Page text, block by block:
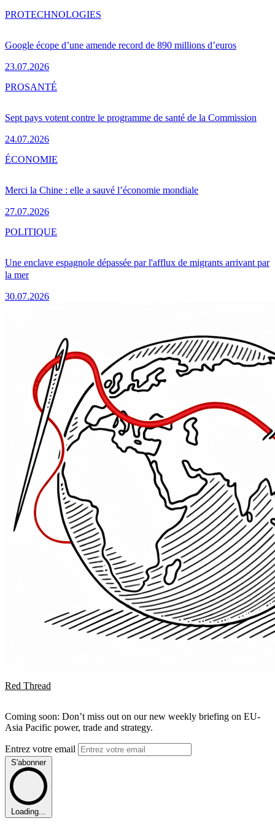
Google écope d’une amende record de 890 millions d’euros
23.07.2026
PROTECHNOLOGIES
Sept pays votent contre le programme de santé de la Commission
24.07.2026
PROSANTÉ
Merci la Chine : elle a sauvé l’économie mondiale
27.07.2026
ÉCONOMIE
Une enclave espagnole dépassée par l'afflux de migrants arrivant par
la mer
30.07.2026
POLITIQUE
Red Thread
Coming soon: Don’t miss out on our new weekly briefing on EU-
Asia Pacific power, trade and strategy.
Entrez votre email
S'abonner
Loading...